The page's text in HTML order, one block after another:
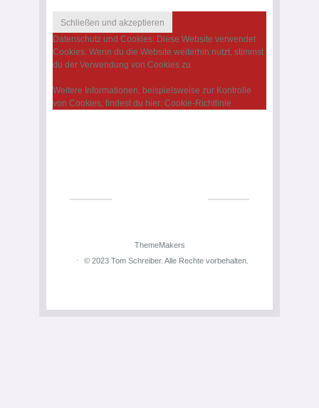
Datenschutz und Cookies: Diese Website verwendet
Cookies. Wenn du die Website weiterhin nutzt, stimmst
du der Verwendung von Cookies zu.
Weitere Informationen, beispielsweise zur Kontrolle
von Cookies, findest du hier: Cookie-Richtlinie
ThemeMakers
© 2023 Tom Schreiber. Alle Rechte vorbehalten.